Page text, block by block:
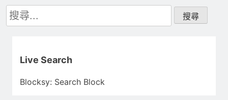
搜
尋
Live Search
Blocksy: Search Block